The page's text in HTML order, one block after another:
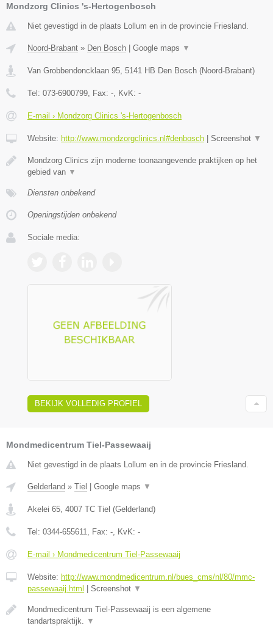
Mondzorg Clinics 's-Hertogenbosch
Niet gevestigd in de plaats Lollum en in de provincie Friesland.
Noord-Brabant » Den Bosch | Google maps ▼
Van Grobbendoncklaan 95 5141 HB Den Bosch (Noord-Brabant)
Tel: 073-6900799 , Fax: - , KvK: -
E-mail › Mondzorg Clinics 's-Hertogenbosch
Website: http://www.mondzorgclinics.nl#denbosch | Screenshot ▼
Mondzorg Clinics zijn moderne toonaangevende praktijken op het
gebied van ▼
Diensten onbekend
Openingstijden onbekend
Sociale media:
BEKIJK VOLLEDIG PROFIEL
Mondmedicentrum Tiel-Passewaaij
Niet gevestigd in de plaats Lollum en in de provincie Friesland.
Gelderland » Tiel Google maps ▼
Akelei 65, 4007 TC Tiel (Gelderland)
Tel: 0344-655611, Fax: -, KvK: -
E-mail › Mondmedicentrum Tiel-Passewaaij
Website: http://www.mondmedicentrum.nl/bues_cms/nl/80/mmc-
passewaaij.html
Screenshot ▼
Mondmedicentrum Tiel-Passewaaij is een algemene
tandartspraktijk. ▼